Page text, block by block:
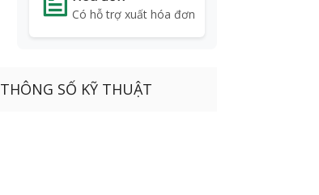
Có hỗ trợ xuất hóa đơn
THÔNG SỐ KỸ THUẬT